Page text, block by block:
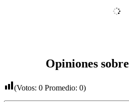
Opiniones
(Votos: 0 Promedio: 0)